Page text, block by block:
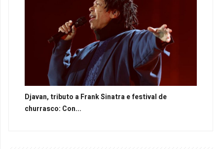
Djavan, tributo a Frank Sinatra e festival de
churrasco: Con...